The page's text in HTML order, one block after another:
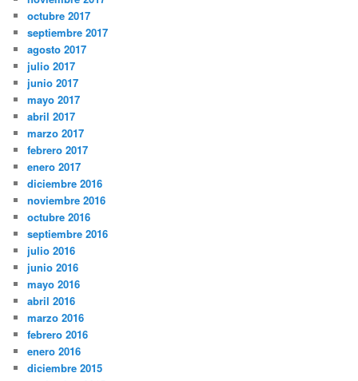
octubre 2017
septiembre 2017
agosto 2017
julio 2017
junio 2017
mayo 2017
abril 2017
marzo 2017
febrero 2017
enero 2017
diciembre 2016
noviembre 2016
octubre 2016
septiembre 2016
julio 2016
junio 2016
mayo 2016
abril 2016
marzo 2016
febrero 2016
enero 2016
diciembre 2015